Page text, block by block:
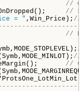
//
//
= " ,Win_Price); //
//
//
//